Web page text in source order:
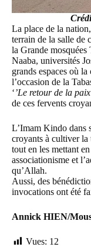
La place de la
terrain de la salle de
la Grande
Naaba, universités
grands espaces où
l’occasion de la
‘’Le retour de la
de ces fervents
L’Imam Kindo dans
croyants à cultiver la
tout en les mettant
associationisme et
qu’Allah.
Aussi, des
invocations ont été
Annick HIEN/
Vues: 12